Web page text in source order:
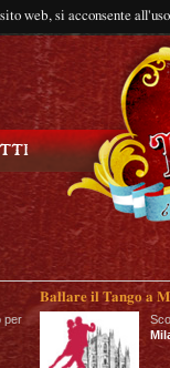
web, si acconsente
per
Ballare il Tango a